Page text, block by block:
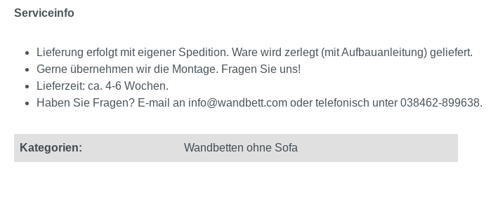
Serviceinfo
Lieferung erfolgt mit eigener Spedition. Ware wird zerlegt (mit Aufbauanleitung) geliefert.
Gerne übernehmen wir die Montage. Fragen Sie uns!
Lieferzeit: ca. 4-6 Wochen.
Haben Sie Fragen? E-mail an info@wandbett.com oder telefonisch unter 038462-899638.
Kategorien: Wandbetten ohne Sofa